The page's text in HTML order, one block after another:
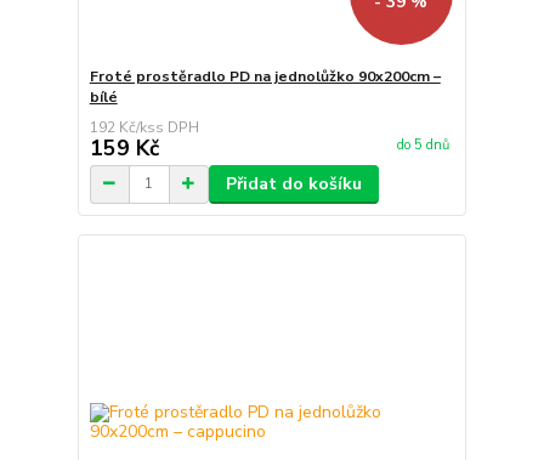
Froté prostěradlo PD na jednolůžko 90x200cm –
bílé
192 Kč/ks
159 Kč do 5 dnů
Přidat do košíku